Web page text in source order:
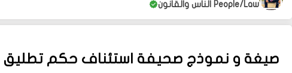
People/Law الناس والقانون
صيغة و نموذج صحيفة استئناف حكم تطليق